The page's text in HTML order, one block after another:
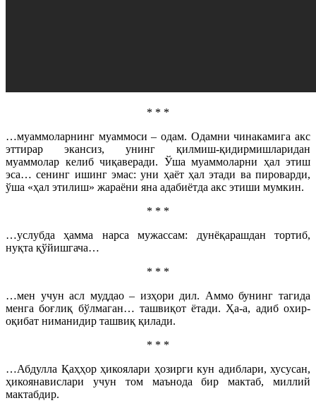
* * *
…муаммоларнинг муаммоси – одам. Одамни чинакамига акс
эттирар экансиз, унинг қилмиш-қидирмишларидан
муаммолар келиб чиқаверади. Ўша муаммоларни ҳал этиш
эса… сенинг ишинг эмас: уни ҳаёт ҳал этади ва пироварди,
ўша «ҳал этилиш» жараёни яна адабиётда акс этиши мумкин.
* * *
…услубда ҳамма нарса мужассам: дунёқарашдан тортиб,
нуқта қўйишгача…
* * *
…мен учун асл муддао – изҳори дил. Аммо бунинг тагида
менга боғлиқ бўлмаган… ташвиқот ётади. Ҳа-а, адиб охир-
оқибат ниманидир ташвиқ қилади.
* * *
…Абдулла Қаҳҳор ҳикоялари ҳозирги кун адиблари, хусусан,
ҳикоянавислари учун том маънода бир мактаб, миллий
мактабдир.